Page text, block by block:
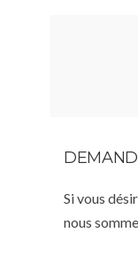
Si vous
nous